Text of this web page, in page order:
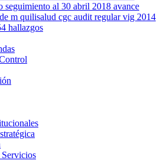
seguimiento al 30 abril 2018 avance
m quilisalud cgc audit regular vig 2014
hallazgos